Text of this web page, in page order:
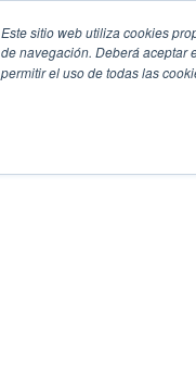
Este sitio web utiliza cookies
de navegación. Deberá aceptar
permitir el uso de todas las